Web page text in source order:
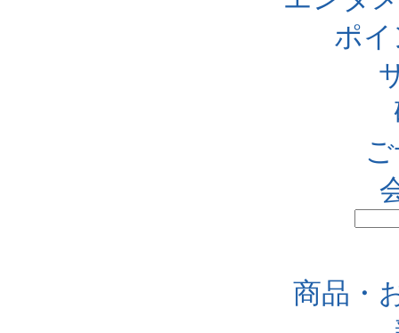
ポ
商品・